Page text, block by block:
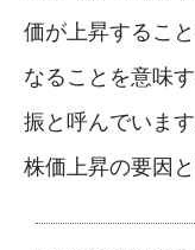
価が上昇するこ
なることを意味
振と呼んでいま
株価上昇の要因